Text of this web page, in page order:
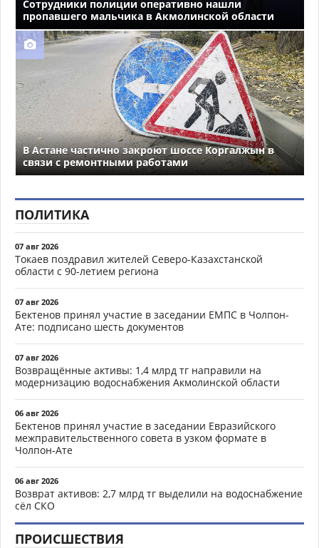
Сотрудники полиции оперативно нашли
пропавшего мальчика в Акмолинской области
В Астане частично закроют шоссе Коргалжын в
связи с ремонтными работами
ПОЛИТИКА
07 авг 2026
Токаев поздравил жителей Северо-Казахстанской
области с 90-летием региона
07 авг 2026
Бектенов принял участие в заседании ЕМПС в Чолпон-
Ате: подписано шесть документов
07 авг 2026
Возвращённые активы: 1,4 млрд тг направили на
модернизацию водоснабжения Акмолинской области
06 авг 2026
Бектенов принял участие в заседании Евразийского
межправительственного совета в узком формате в
Чолпон-Ате
06 авг 2026
Возврат активов: 2,7 млрд тг выделили на водоснабжение
сёл СКО
ПРОИСШЕСТВИЯ